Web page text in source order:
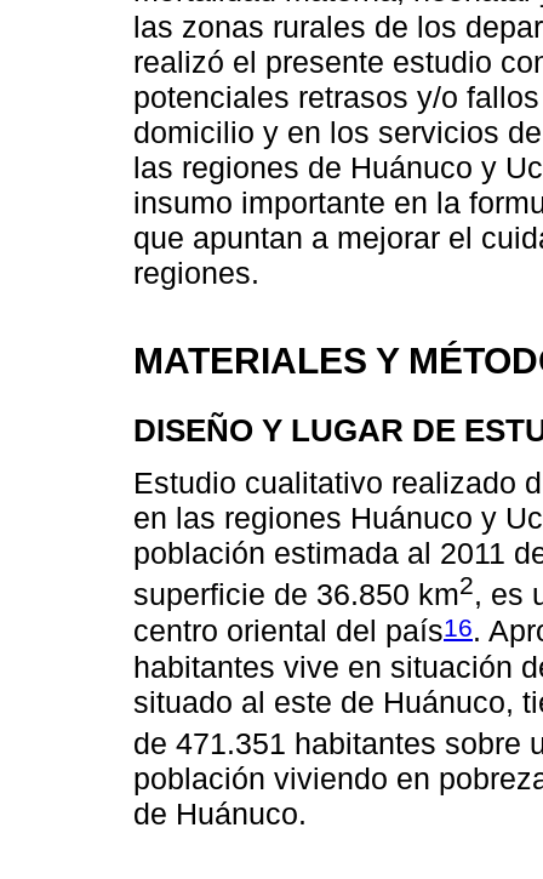
las zonas rurales de los
realizó el presente estudio
potenciales retrasos y/o
domicilio y en los servicios
las regiones de Huánuco y
insumo importante en la
que apuntan a mejorar el
regiones.
MATERIALES Y
DISEÑO Y LUGAR DE
Estudio cualitativo realizado
en las regiones Huánuco y
población estimada al 2011
superficie de 36.850 km2, es
centro oriental del país16.
habitantes vive en situación
situado al este de Huánuco,
de 471.351 habitantes sobre
población viviendo en
de Huánuco.